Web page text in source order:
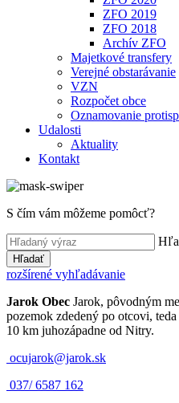
ZFO 2019
ZFO 2018
Archív ZFO
Majetkové transfery
Verejné obstarávanie
VZN
Rozpočet obce
Oznamovanie
Udalosti
Aktuality
Kontakt
S čím vám môžeme pomôcť?
Hľadať
rozšírené vyhľadávanie
Jarok Obec Jarok, pôvodným
pozemok zdedený po otcovi,
10 km juhozápadne od Nitry.
ocujarok@jarok.sk
037/ 6587 162